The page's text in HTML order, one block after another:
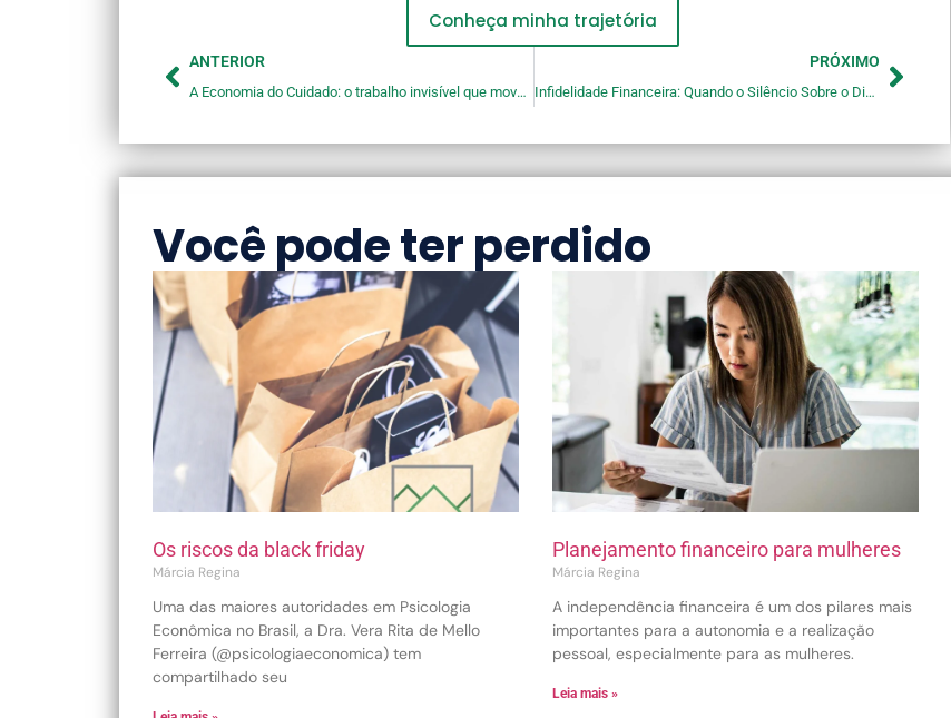
Conheça minha trajetória
ANTERIOR
A Economia do Cuidado: o trabalho invisível que move o mundo
PRÓXIMO
Infidelidade Financeira: Quando o Silêncio Sobre o Dinheiro Vira Um Problema
Você pode ter perdido
Os riscos da black friday
Márcia Regina
Uma das maiores autoridades em Psicologia
Econômica no Brasil, a Dra. Vera Rita de Mello
Ferreira (@psicologiaeconomica) tem
compartilhado seu
Planejamento financeiro para mulheres
Márcia Regina
A independência financeira é um dos pilares mais
importantes para a autonomia e a realização
pessoal, especialmente para as mulheres.
Leia mais »